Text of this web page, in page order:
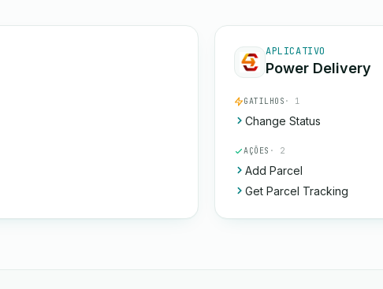
APLICATIVO
Power Delivery
GATILHOS · 1
Change Status
AÇÕES · 2
Add Parcel
Get Parcel Tracking